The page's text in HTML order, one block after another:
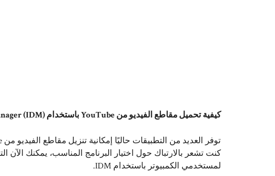
كيفية تحميل مقاطع الفيديو من YouTube باستخدام Internet Download Manager (IDM)
لمستخدمي الكمبيوتر باستخدام IDM.